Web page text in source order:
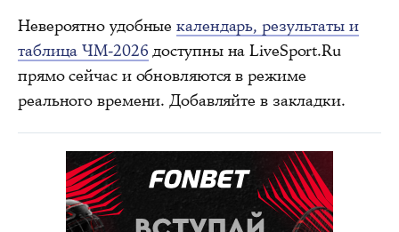
Невероятно удобныекалендарь, результаты и
таблица ЧМ-2026 доступны на LiveSport.Ru
прямо сейчас и обновляются в режиме
реального времени. Добавляйте в закладки.